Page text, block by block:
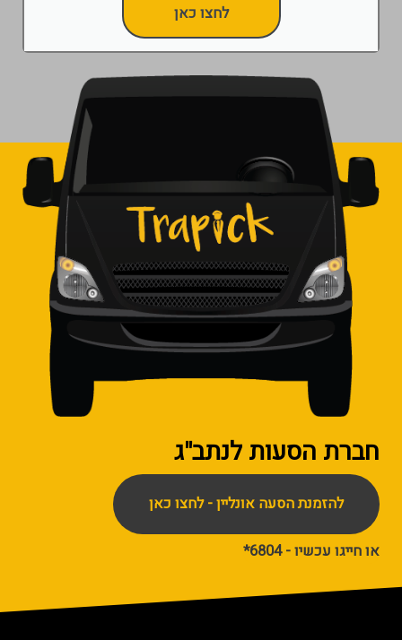
לחצו כאן
חברת הסעותלנתב"ג
להזמנת הסעה אונליין - לחצו כאן
או חייגו עכשיו - 6804*